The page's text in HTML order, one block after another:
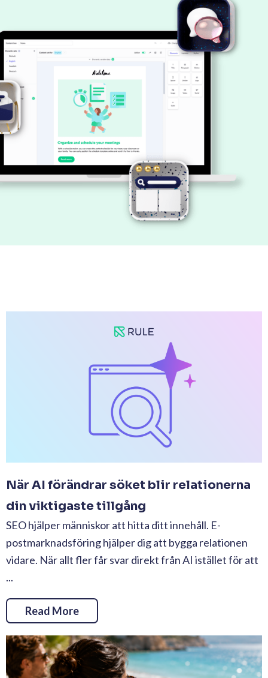
När AI förändrar söket blir relationerna
din viktigaste tillgång
SEO hjälper människor att hitta ditt innehåll. E-
postmarknadsföring hjälper dig att bygga relationen
vidare. När allt fler får svar direkt från AI istället för att
...
Read More